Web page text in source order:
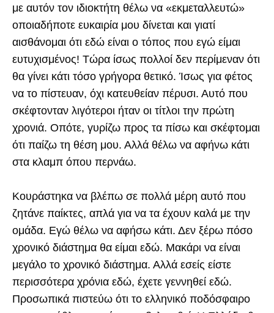
με αυτόν τον ιδιοκτήτη θέλω να «εκμεταλλευτώ»
οποιαδήποτε ευκαιρία μου δίνεται και γιατί
αισθάνομαι ότι εδώ είναι ο τόπος που εγώ είμαι
ευτυχισμένος! Τώρα ίσως πολλοί δεν περίμεναν ότι
θα γίνει κάτι τόσο γρήγορα θετικό. Ίσως για φέτος
να το πίστευαν, όχι κατευθείαν πέρυσι. Αυτό που
σκέφτονταν λιγότεροι ήταν οι τίτλοι την πρώτη
χρονιά. Οπότε, γυρίζω προς τα πίσω και σκέφτομαι
ότι παίζω τη θέση μου. Αλλά θέλω να αφήνω κάτι
στα κλαμπ όπου περνάω.
Κουράστηκα να βλέπω σε πολλά μέρη αυτό που
ζητάνε παίκτες, απλά για να τα έχουν καλά με την
ομάδα. Εγώ θέλω να αφήσω κάτι. Δεν ξέρω πόσο
χρονικό διάστημα θα είμαι εδώ. Μακάρι να είναι
μεγάλο το χρονικό διάστημα. Αλλά εσείς είστε
περισσότερα χρόνια εδώ, έχετε γεννηθεί εδώ.
Προσωπικά πιστεύω ότι το ελληνικό ποδόσφαιρο